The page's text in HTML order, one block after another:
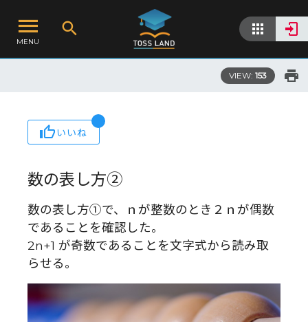
MENU
VIEW: 153
いいね
数の表し方②
数の表し方①で、ｎが整数のとき２ｎが偶数
であることを確認した。
2n+1 が奇数であることを文字式から読み取
らせる。